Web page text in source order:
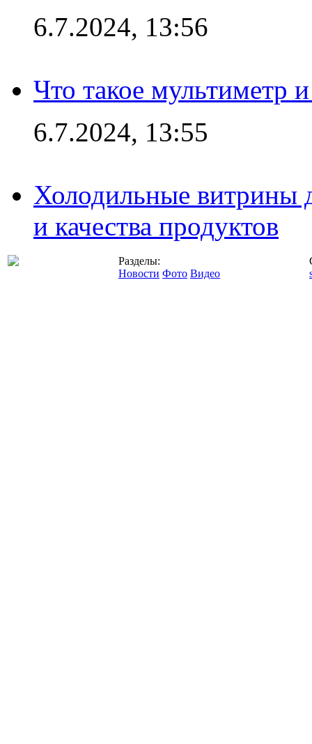
6.7.2024, 13:56
Что такое мультиметр
6.7.2024, 13:55
Холодильные витрины
и качества продуктов
Разделы:
Новости Фото Видео